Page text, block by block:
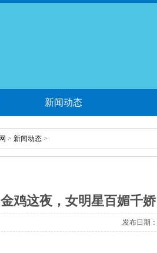
新闻动态
> 新闻动态 >
金鸡这夜，女明星百媚千
发布日期